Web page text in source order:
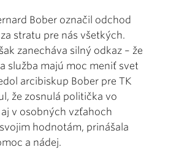
Bober označil odchod
stratu pre nás všetkých.
zanecháva silný odkaz – že
služba majú moc meniť svet
arcibiskup Bober pre TK
že zosnulá politička vo
v osobných vzťahoch
hodnotám, prinášala
a nádej.